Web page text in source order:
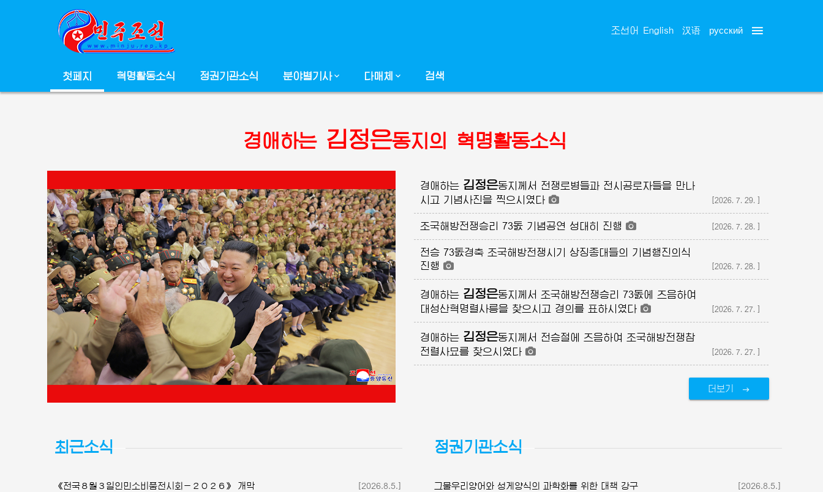
조선어 English 汉语 русский
첫페지 혁명활동소식 정권기관소식 분야별기사 다매체 검색
경애하는 김정은동지의 혁명활동소식
경애하는 김정은동지께서
전쟁로병들과 전시공로자들을 만나
시고 기념사진을 찍으시였다
[2026.7.29.]
조국해방전쟁승리 73돐 기념공연 성대히 진행 [2026.7.28.]
전승 73돐경축 조국해방전쟁시기 상징종대들의 기념행진의식
진행
[2026.7.28.]
경애하는 김정은동지께서
조국해방전쟁승리 73돐에 즈음하여
대성산혁명렬사릉을 찾으시고 경의를 표하시였다
[2026.7.27.]
경애하는 김정은동지께서
전승절에 즈음하여 조국해방전쟁참
전렬사묘를 찾으시였다
[2026.7.27.]
더보기
최근소식
《전국８월３일인민소비품전시회－２０２６》 개막 [2026.8.5.]
정권기관소식
그물우리양어와 성게양식의 과학화를 위한 대책 강구 [2026.8.5.]